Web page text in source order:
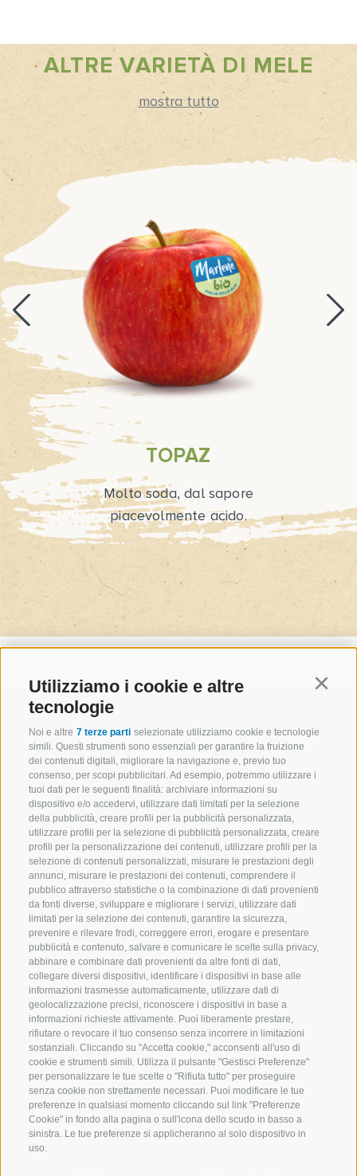
Utilizziamo i cookie e altre
tecnologie
Noi e altre 7 terze parti selezionate utilizziamo cookie e tecnologie
simili. Questi strumenti sono essenziali per garantire la fruizione
dei contenuti digitali, migliorare la navigazione e, previo tuo
consenso, per scopi pubblicitari. Ad esempio, potremmo utilizzare i
tuoi dati per le seguenti finalità: archiviare informazioni su
dispositivo e/o accedervi, utilizzare dati limitati per la selezione
della pubblicità, creare profili per la pubblicità personalizzata,
utilizzare profili per la selezione di pubblicità personalizzata, creare
profili per la personalizzazione dei contenuti, utilizzare profili per la
selezione di contenuti personalizzati, misurare le prestazioni degli
annunci, misurare le prestazioni dei contenuti, comprendere il
pubblico attraverso statistiche o la combinazione di dati provenienti
da fonti diverse, sviluppare e migliorare i servizi, utilizzare dati
limitati per la selezione dei contenuti, garantire la sicurezza,
prevenire e rilevare frodi, correggere errori, erogare e presentare
pubblicità e contenuto, salvare e comunicare le scelte sulla privacy,
abbinare e combinare dati provenienti da altre fonti di dati,
collegare diversi dispositivi, identificare i dispositivi in base alle
informazioni trasmesse automaticamente, utilizzare dati di
geolocalizzazione precisi, riconoscere i dispositivi in base a
informazioni richieste attivamente. Puoi liberamente prestare,
rifiutare o revocare il tuo consenso senza incorrere in limitazioni
sostanziali. Cliccando su "Accetta cookie," acconsenti all'uso di
cookie e strumenti simili. Utilizza il pulsante "Gestisci Preferenze"
per personalizzare le tue scelte o "Rifiuta tutto" per proseguire
senza cookie non strettamente necessari. Puoi modificare le tue
preferenze in qualsiasi momento cliccando sul link "Preferenze
Cookie" in fondo alla pagina o sull'icona dello scudo in basso a
sinistra. Le tue preferenze si applicheranno al solo dispositivo in
uso.
ALTRE VARIETÀ DI MELE
mostra tutto
TOPAZ
Molto soda, dal sapore
piacevolmente acido.
Le mele dell' Alto
Adige
Assortimento
Ricette
Scopri l'alto
adige
Ispirazione
Contatti
Italiano
Facebook
Instagram
Youtube